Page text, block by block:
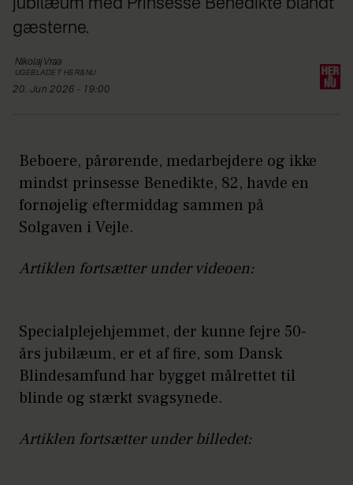
jubilæum med Prinsesse Benedikte blandt
gæsterne.
Nikolaj Vraa
UGEBLADET HER&NU
20. Jun 2026 - 19:00
Beboere, pårørende, medarbejdere og ikke
mindst prinsesse Benedikte, 82, havde en
fornøjelig eftermiddag sammen på
Solgaven i Vejle.
Artiklen fortsætter under videoen:
Specialplejehjemmet, der kunne fejre 50-
års jubilæum, er et af fire, som Dansk
Blindesamfund har bygget målrettet til
blinde og stærkt svagsynede.
Artiklen fortsætter under billedet: